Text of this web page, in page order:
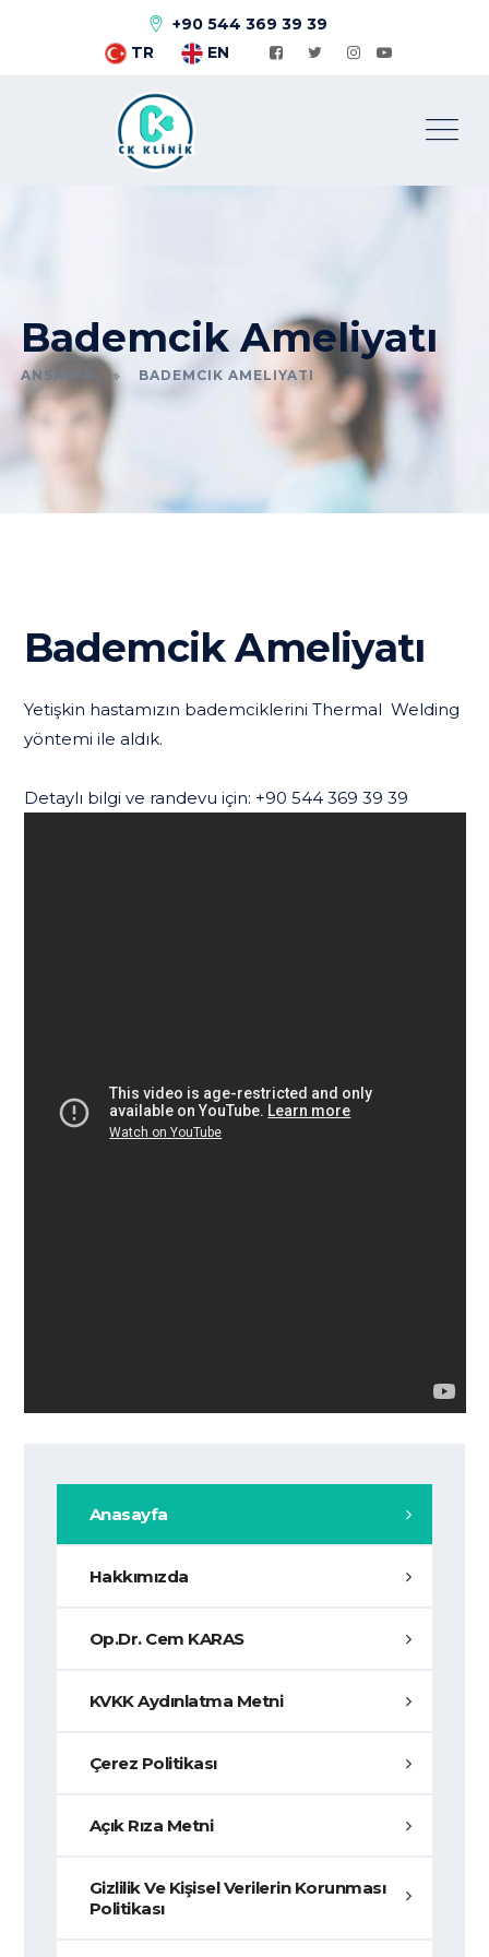
+90 544 369 39 39
TR
EN
Bademcik Ameliyatı
ANSAYFA BADEMCIK AMELIYATI
Anasayfa
Hakkımızda
Op.Dr. Cem KARAS
KVKK Aydınlatma Metni
Çerez Politikası
Açık Rıza Metni
Gizlilik Ve Kişisel Verilerin Korunması
Politikası
Bademcik Ameliyatı
Yetişkin hastamızın bademciklerini Thermal Welding
yöntemi ile aldık.
Detaylı bilgi ve randevu için: +90 544 369 39 39